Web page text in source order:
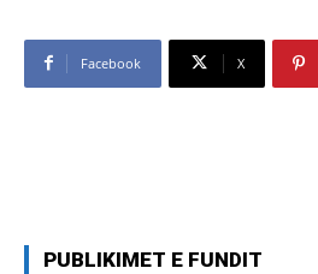
Facebook X
PUBLIKIMET E FUNDIT